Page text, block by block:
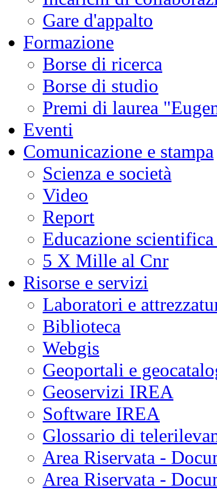
Gare d'appalto
Formazione
Borse di ricerca
Borse di studio
Premi di laurea
Eventi
Comunicazione e stampa
Scienza e società
Video
Report
Educazione
5 X Mille al Cnr
Risorse e servizi
Laboratori e
Biblioteca
Webgis
Geoportali e
Geoservizi IREA
Software IREA
Glossario di
Area Riservata -
Area Riservata -